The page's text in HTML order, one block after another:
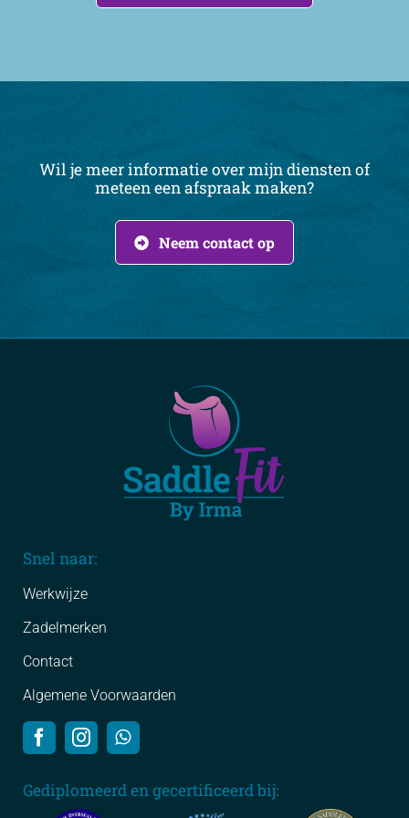
Wil je meer informatie over mijn diensten of
meteen een afspraak maken?
Neem contact op
Snel naar:
Werkwijze
Zadelmerken
Contact
Algemene Voorwaarden
Gediplomeerd en gecertificeerd bij: